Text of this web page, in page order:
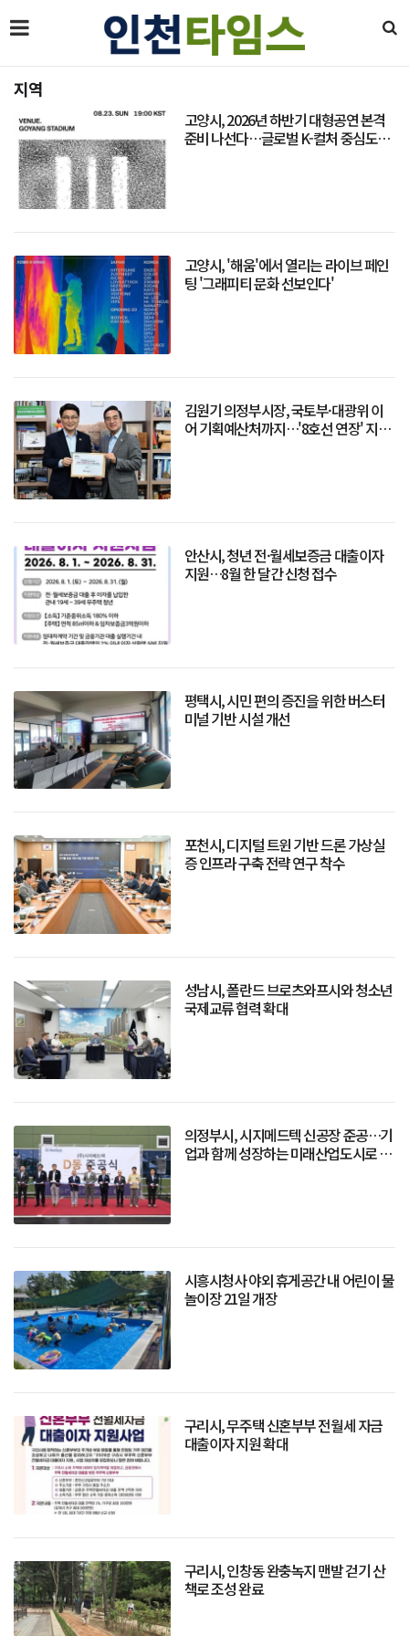
지역
고양시, 2026년 하반기 대형공연 본격
준비 나선다…글로벌 K-컬처 중심도시
고양시, '해움'에서 열리는 라이브 페인
팅 '그래피티 문화 선보인다'
김원기 의정부시장, 국토부·대광위 이
어 기획예산처까지…'8호선 연장' 지원
안산시, 청년 전·월세보증금 대출이자
지원…8월 한 달간 신청 접수
평택시, 시민 편의 증진을 위한 버스터
미널 기반 시설 개선
포천시, 디지털 트윈 기반 드론 가상실
증 인프라 구축 전략 연구 착수
성남시, 폴란드 브로츠와프시와 청소년
국제교류 협력 확대
의정부시, 시지메드텍 신공장 준공…기
업과 함께 성장하는 미래산업도시로 도
시흥시청사 야외 휴게공간 내 어린이 물
놀이장 21일 개장
구리시, 무주택 신혼부부 전월세 자금
대출이자 지원 확대
구리시, 인창동 완충녹지 맨발 걷기 산
책로 조성 완료